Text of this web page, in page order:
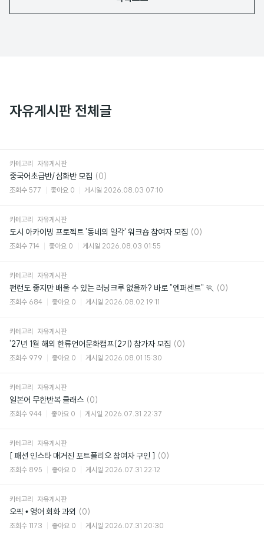
자유게시판 전체글
카테고리 자유게시판
중국어초급반/심화반 모집 댓
글
(0)
조회수 577 좋아요 0 게시일 2026.08.03 07:10
카테고리 자유게시판
도시 아카이빙 프로젝트 '동네의 일각' 워크숍 참여자 모집 댓
(0)
조회수 714 좋아요 0 게시일 2026.08.03 01:55
카테고리 자유게시판
펀런도 좋지만 배울 수 있는 러닝크루 없을까? 바로 "엔퍼센트" 🏃 댓
(0)
조회수 684 좋아요 0 게시일 2026.08.02 19:11
카테고리 자유게시판
'27년 1월 해외 한류언어문화캠프(2기) 참가자 모집 댓
(0)
조회수 979 좋아요 0 게시일 2026.08.01 15:30
카테고리 자유게시판
일본어 무한반복 클래스 댓
글
(0)
조회수 944 좋아요 0 게시일 2026.07.31 22:37
카테고리 자유게시판
[ 패션 인스타 매거진 포트폴리오 참여자 구인 ] 댓
글
(0)
조회수 895 좋아요 0 게시일 2026.07.31 22:12
카테고리 자유게시판
오픽 • 영어 회화 과외 댓
(0)
조회수 1173 좋아요 0 게시일 2026.07.31 20:30